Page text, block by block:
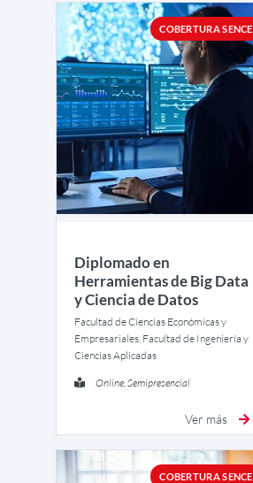
COBERTURA SENCE
Diplomado en
Herramientas de Big Data
y Ciencia de Datos
Facultad de Ciencias Económicas y
Empresariales, Facultad de Ingeniería y
Ciencias Aplicadas
Online, Semipresencial
Ver más
COBERTURA SENCE